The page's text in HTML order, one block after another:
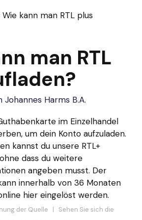
Wie kann man RTL plus
man RTL
Johannes Harms B.A.
im Einzelhandel
um dein Konto aufzuladen.
kannst du unsere RTL+
dass du weitere
angeben musst. Der
innerhalb von 36 Monaten
hier eingelöst werden.
der Quelle | Sehen Sie sich die